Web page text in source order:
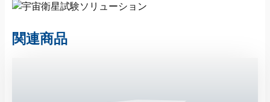
関連商品